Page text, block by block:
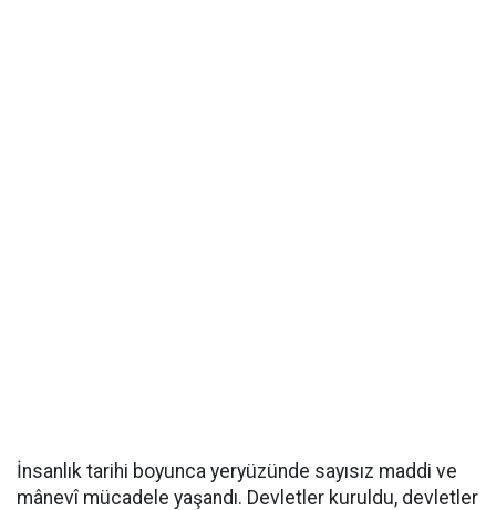
İnsanlık tarihi boyunca yeryüzünde sayısız maddi ve
mânevî mücadele yaşandı. Devletler kuruldu, devletler